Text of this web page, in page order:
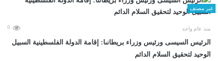
غير مصنف
منذ عام واحد 0
الرئيس السيسى ورئيس وزراء بريطانىا: إقامة الدولة الفلسطينية السبيل
الوحيد لتحقيق السلام الدائم